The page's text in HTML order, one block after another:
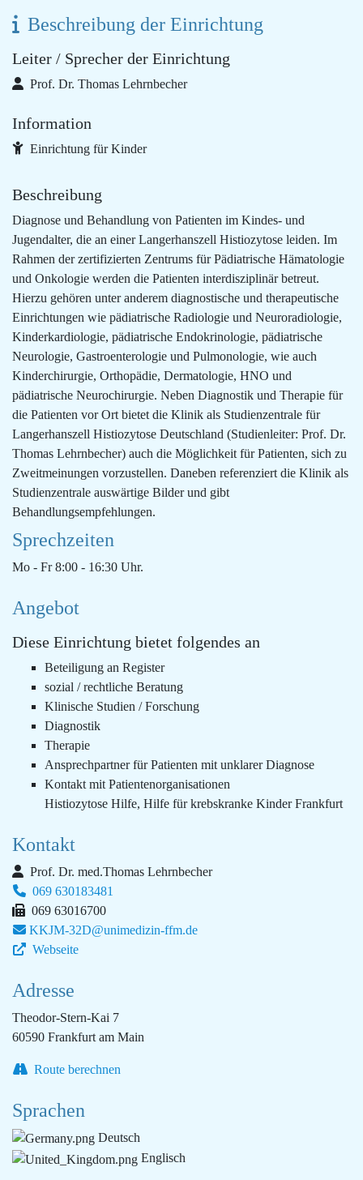
Beschreibung der Einrichtung
Leiter / Sprecher der Einrichtung
Prof. Dr. Thomas Lehrnbecher
Information
Einrichtung für Kinder
Beschreibung
Diagnose und Behandlung von Patienten im Kindes- und
Jugendalter, die an einer Langerhanszell Histiozytose leiden. Im
Rahmen der zertifizierten Zentrums für Pädiatrische Hämatologie
und Onkologie werden die Patienten interdisziplinär betreut.
Hierzu gehören unter anderem diagnostische und therapeutische
Einrichtungen wie pädiatrische Radiologie und Neuroradiologie,
Kinderkardiologie, pädiatrische Endokrinologie, pädiatrische
Neurologie, Gastroenterologie und Pulmonologie, wie auch
Kinderchirurgie, Orthopädie, Dermatologie, HNO und
pädiatrische Neurochirurgie. Neben Diagnostik und Therapie für
die Patienten vor Ort bietet die Klinik als Studienzentrale für
Langerhanszell Histiozytose Deutschland (Studienleiter: Prof. Dr.
Thomas Lehrnbecher) auch die Möglichkeit für Patienten, sich zu
Zweitmeinungen vorzustellen. Daneben referenziert die Klinik als
Studienzentrale auswärtige Bilder und gibt
Behandlungsempfehlungen.
Sprechzeiten
Mo - Fr 8:00 - 16:30 Uhr.
Angebot
Diese Einrichtung bietet folgendes an
Beteiligung an Register
sozial / rechtliche Beratung
Klinische Studien / Forschung
Diagnostik
Therapie
Ansprechpartner für Patienten mit unklarer Diagnose
Kontakt mit Patientenorganisationen
Histiozytose Hilfe, Hilfe für krebskranke Kinder Frankfurt
Kontakt
Prof. Dr. med.Thomas Lehrnbecher
069 630183481
069 63016700
KKJM-32D@unimedizin-ffm.de
Webseite
Adresse
Theodor-Stern-Kai 7
60590 Frankfurt am Main
Route berechnen
Sprachen
Deutsch
Englisch